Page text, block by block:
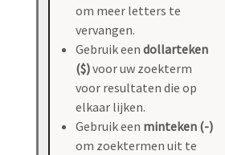
om meer letters te
vervangen.
Gebruik een dollarteken
($)voor uw zoekterm
voor resultaten die op
elkaar lijken.
Gebruik een minteken (-)
om zoektermen uit te